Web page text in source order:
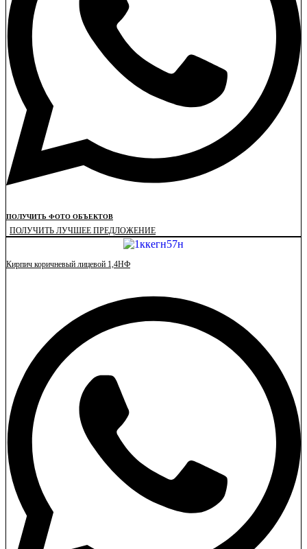
ПОЛУЧИТЬ ФОТО ОБЪЕКТОВ
ПОЛУЧИТЬ ЛУЧШЕЕ ПРЕДЛОЖЕНИЕ
Кирпич коричневый лицевой 1,4НФ